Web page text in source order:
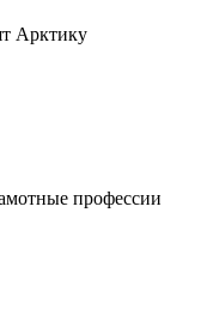
Арктику
профессии